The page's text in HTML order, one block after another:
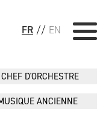
FR // EN
CHEF D'ORCHESTRE
ANCIENNE